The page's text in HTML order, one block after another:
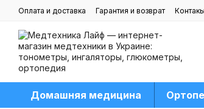
Перейти к основному контенту
Оплата и доставка Гарантия и возврат
Контакы
Домашняя медицина